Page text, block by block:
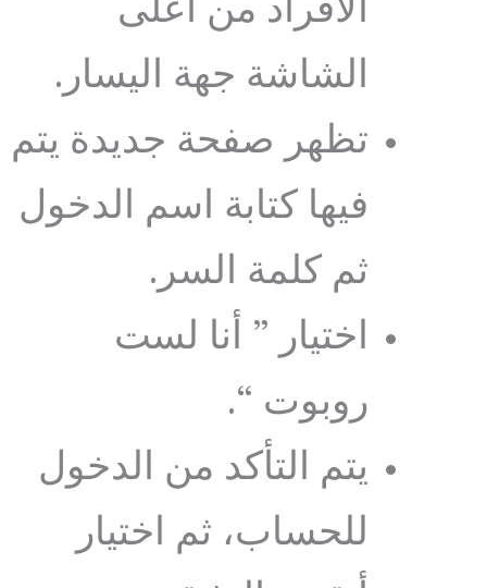
الأفراد من أعلى
الشاشة جهة اليسار.
تظهر صفحة جديدة يتم
فيها كتابة اسم الدخول
ثم كلمة السر.
اختيار ” أنا لست
روبوت “.
يتم التأكد من الدخول
للحساب، ثم اختيار